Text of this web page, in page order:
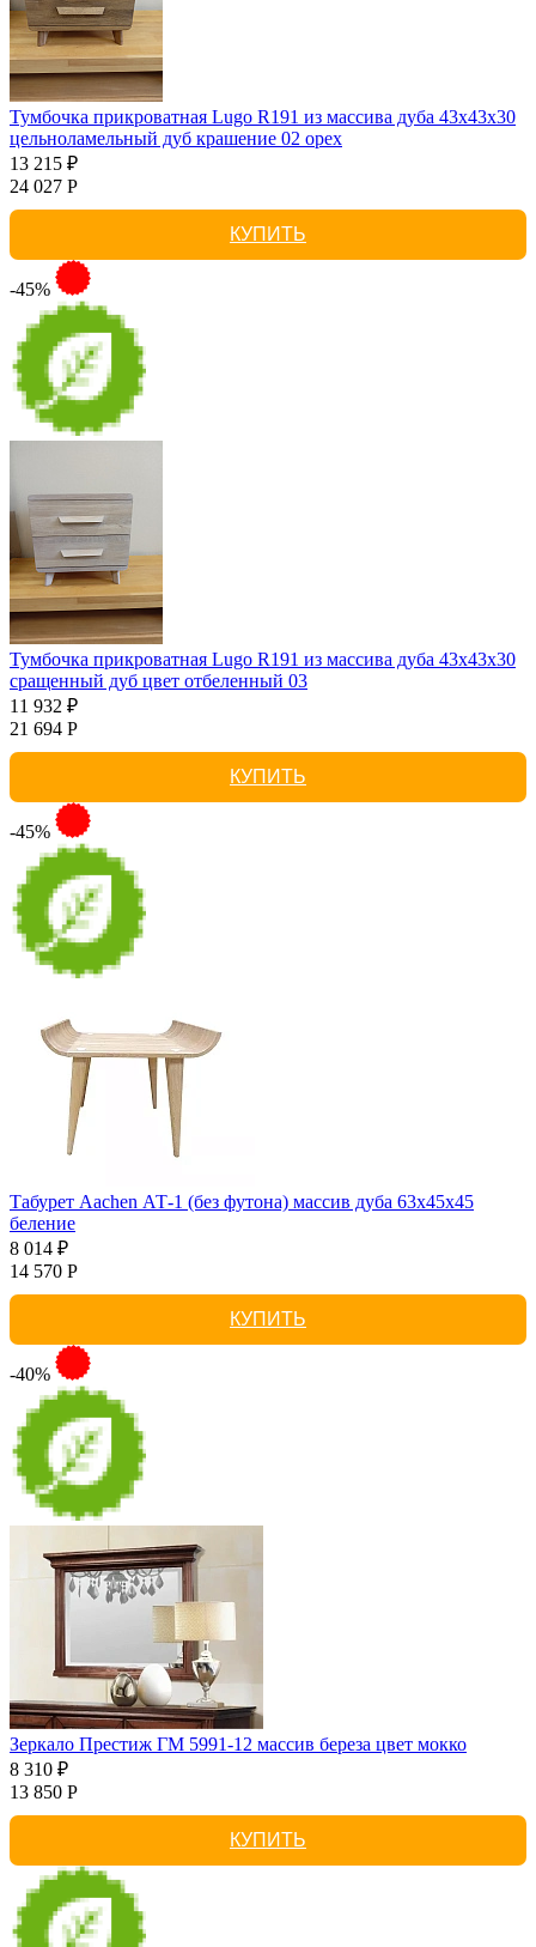
Тумбочка прикроватная Lugo R191 из массива дуба 43х43х30
цельноламельный дуб крашение 02 орех
13 215 ₽
24 027 Р
КУПИТЬ
-45%
Тумбочка прикроватная Lugo R191 из массива дуба 43х43х30
сращенный дуб цвет отбеленный 03
11 932 ₽
21 694 Р
КУПИТЬ
-45%
Табурет Aachen АТ-1 (без футона) массив дуба 63х45х45
беление
8 014 ₽
14 570 Р
КУПИТЬ
-40%
Зеркало Престиж ГМ 5991-12 массив береза цвет мокко
8 310 ₽
13 850 Р
КУПИТЬ